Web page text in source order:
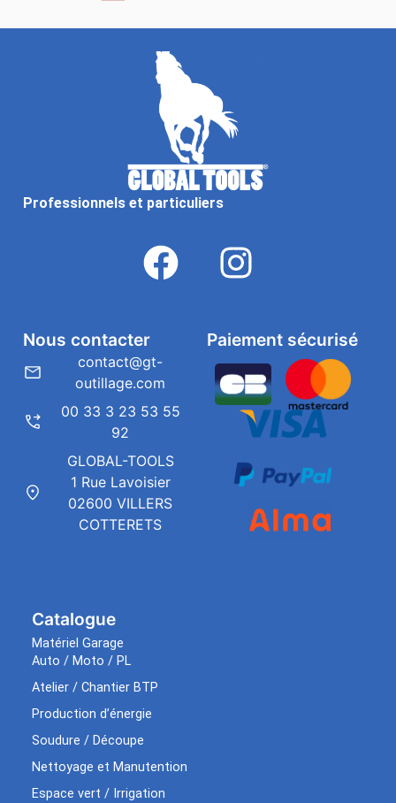
Professionnels et particuliers
Catalogue
Matériel Garage
Auto / Moto / PL
Atelier / Chantier BTP
Production d’énergie
Soudure / Découpe
Nettoyage et Manutention
Espace vert / Irrigation
Paiement sécurisé
Nous contacter
contact@gt-
outillage.com
00 33 3 23 53 55
92
GLOBAL-TOOLS
1 Rue Lavoisier
02600 VILLERS
COTTERETS